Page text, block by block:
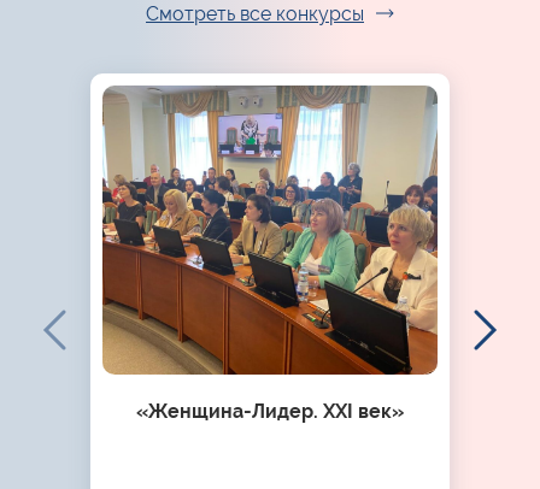
Смотреть все конкурсы
«Женщина-Лидер. XXI век»